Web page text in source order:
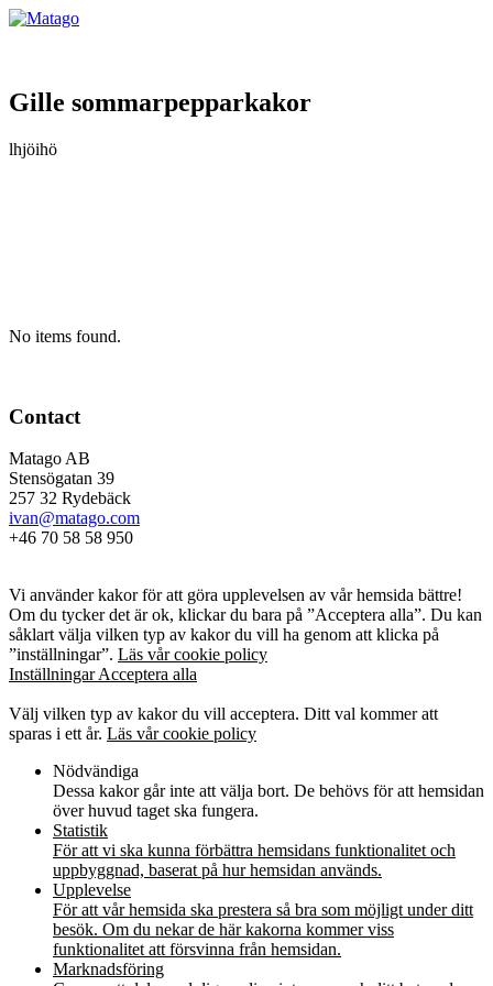
Gille sommarpepparkakor
lhjöihö
No items found.
Contact
Matago AB
Stensögatan 39
257 32 Rydebäck
ivan@matago.com
+46 70 58 58 950
Vi använder kakor för att göra upplevelsen av vår hemsida bättre!
Om du tycker det är ok, klickar du bara på ”Acceptera alla”. Du kan
såklart välja vilken typ av kakor du vill ha genom att klicka på
”inställningar”. Läs vår cookie policy
InställningarAcceptera alla
Välj vilken typ av kakor du vill acceptera. Ditt val kommer att
sparas i ett år. Läs vår cookie policy
Nödvändiga
Dessa kakor går inte att välja bort. De behövs för att hemsidan
över huvud taget ska fungera.
Statistik
För att vi ska kunna förbättra hemsidans funktionalitet och
uppbyggnad, baserat på hur hemsidan används.
Upplevelse
För att vår hemsida ska prestera så bra som möjligt under ditt
besök. Om du nekar de här kakorna kommer viss
funktionalitet att försvinna från hemsidan.
Marknadsföring